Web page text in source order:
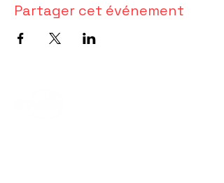
Partager cet événement